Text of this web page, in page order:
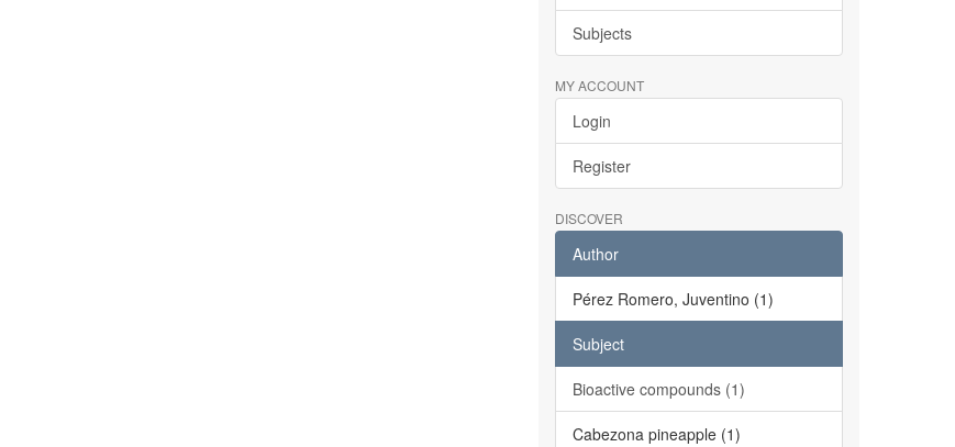
Subjects
MY ACCOUNT
Login
Register
DISCOVER
Author
Pérez Romero, Juventino (1)
Subject
Bioactive compounds (1)
Cabezona pineapple (1)